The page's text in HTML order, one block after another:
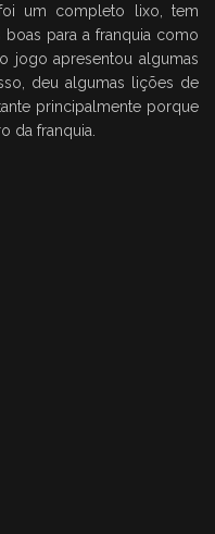
um completo lixo, tem
para a franquia como
jogo apresentou algumas
deu algumas lições de
principalmente porque
da franquia.